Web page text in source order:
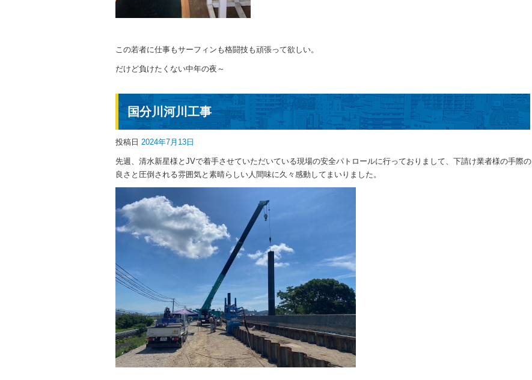
この若者に仕事もサーフィンも格闘技も頑張って欲しい。
だけど負けたくない中年の夜～
国分川河川工事
投稿日 2024年7月13日
先週、清水新星様とJVで着手させていただいている現場の安全パトロールに行っておりまして、下請け業者様の手際の
良さと圧倒される雰囲気と素晴らしい人間味に久々感動してまいりました。